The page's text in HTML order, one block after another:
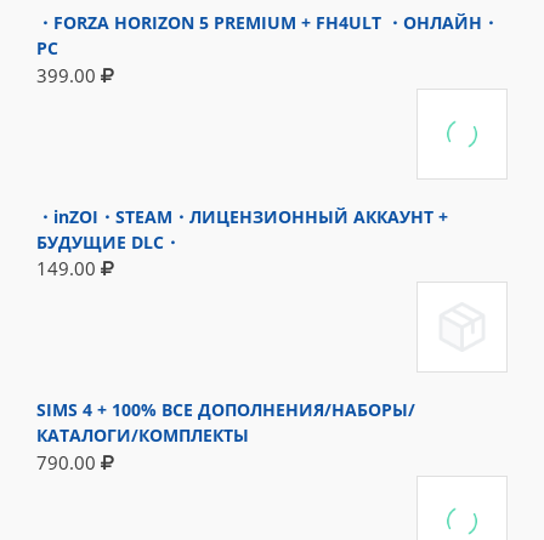
・FORZA HORIZON 5 PREMIUM + FH4ULT ・ОНЛАЙН・
PC
399.00
・inZOI・STEAM・ЛИЦЕНЗИОННЫЙ АККАУНТ +
БУДУЩИЕ DLC・
149.00
SIMS 4 + 100% ВСЕ ДОПОЛНЕНИЯ/НАБОРЫ/
КАТАЛОГИ/КОМПЛЕКТЫ
790.00